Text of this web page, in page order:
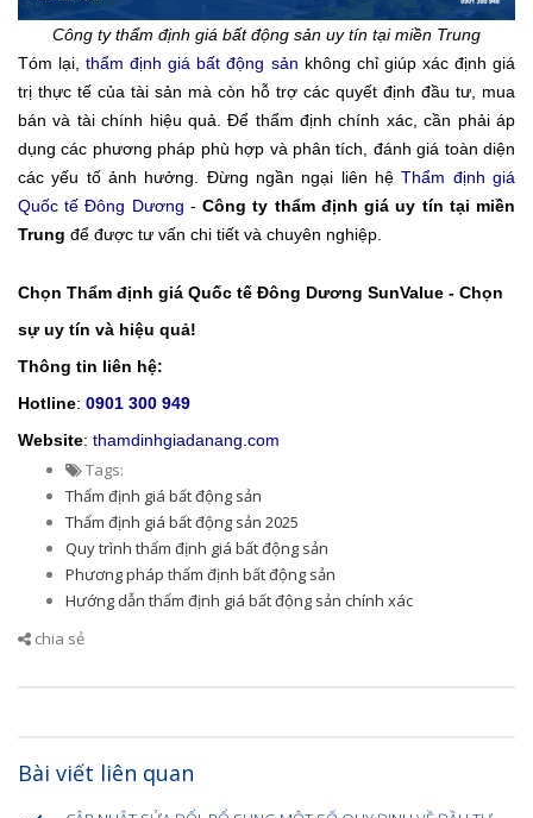
Công ty thẩm định giá bất động sản uy tín tại miền Trung
Tóm lại,thẩm định giá bất động sản không chỉ giúp xác định giá
trị thực tế của tài sản mà còn hỗ trợ các quyết định đầu tư, mua
bán và tài chính hiệu quả. Để thẩm định chính xác, cần phải áp
dụng các phương pháp phù hợp và phân tích, đánh giá toàn diện
các yếu tố ảnh hưởng. Đừng ngần ngại liên hệThẩm định giá
Quốc tế Đông Dương -Công ty thẩm định giá uy tín tại miền
Trung để được tư vấn chi tiết và chuyên nghiệp.
Chọn Thẩm định giá Quốc tế Đông Dương SunValue - Chọn
sự uy tín và hiệu quả!
Thông tin liên hệ:
Hotline: 0901 300 949
Website: thamdinhgiadanang.com
Tags:
Thẩm định giá bất động sản
Thẩm định giá bất động sản 2025
Quy trình thẩm định giá bất động sản
Phương pháp thẩm định bất động sản
Hướng dẫn thẩm định giá bất động sản chính xác
chia sẻ
Bài viết liên quan